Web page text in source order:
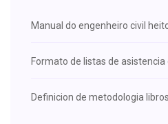
Manual do engenheiro civil
Formato de listas de asistencia
Definicion de metodologia